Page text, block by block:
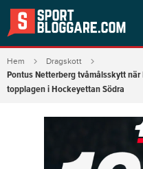
Hem Dragskott
Pontus Netterberg tvåmålsskytt
topplagen i Hockeyettan Södra